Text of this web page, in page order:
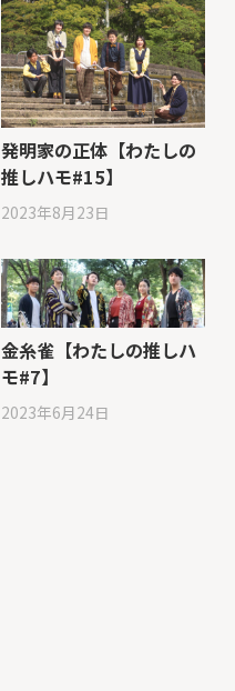
発明家の正体【わたしの
推しハモ#15】
2023年8月23日
金糸雀【わたしの推しハ
モ#7】
2023年6月24日